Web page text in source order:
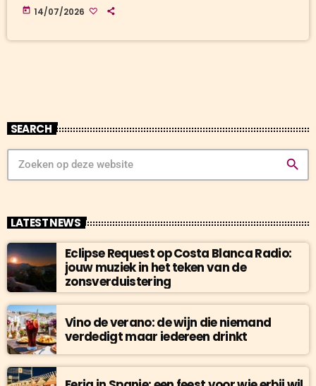
today 14/07/2026
SEARCH
search
LATEST NEWS
Eclipse Request op Costa Blanca Radio:
jouw muziek in het teken van de
zonsverduistering
Vino de verano: de wijn die niemand
verdedigt maar iedereen drinkt